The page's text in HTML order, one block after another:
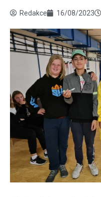
Redakce 16/08/2023